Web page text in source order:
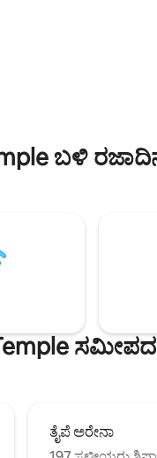
ಝಾಂಗ್‌ಶಾನ್‌ಗೆ 1 ಸ್ಟಾಪ್,
3 ಸ್ಟಾಪ್‌ಗಳು
ಬಳಿ
ತೈಪೆ ಅರೇನಾ